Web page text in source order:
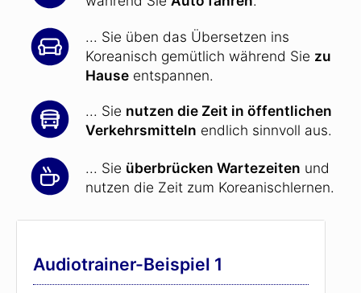
... Sie üben das Übersetzen ins
Koreanisch gemütlich während Sie zu
Hause entspannen.
... Sie nutzen die Zeit in öffentlichen
Verkehrsmitteln endlich sinnvoll aus.
... Sie überbrücken Wartezeiten und
nutzen die Zeit zum Koreanischlernen.
Audiotrainer-Beispiel 1